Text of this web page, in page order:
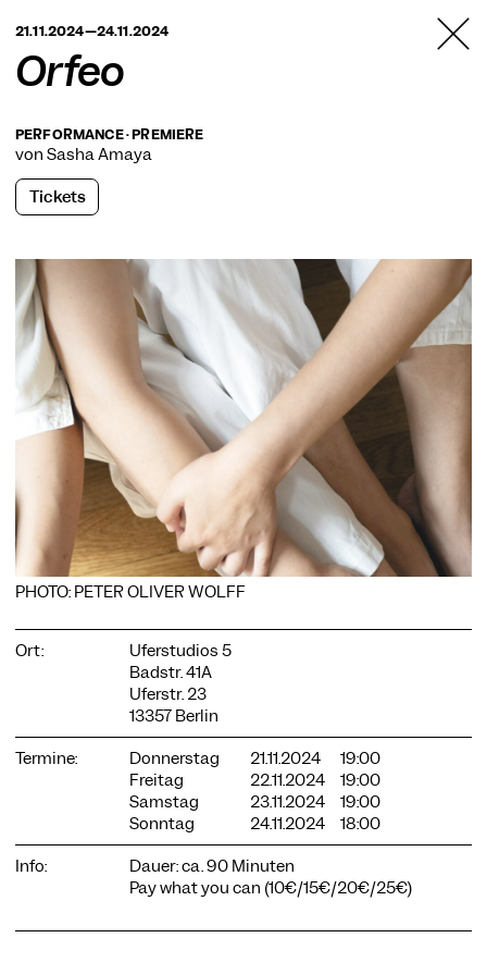
BERLIN
21.11.2024—24.11.2024
Orfeo
PERFORMANCE · PREMIERE
von Sasha Amaya
Tickets
PHOTO: PETER OLIVER WOLFF
Ort:
Uferstudios 5
Badstr. 41A
Uferstr. 23
13357 Berlin
Termine:
Donnerstag 21.11.2024
19:00
Freitag
22.11.2024
19:00
Samstag
23.11.2024
19:00
Sonntag
24.11.2024
18:00
Info:
Dauer: ca. 90 Minuten
Pay what you can (10€/15€/20€/25€)
Wir verwenden Cookies und Inhalte externer Anbieter auf
unserer Website. Notwendige Cookies sind essenziell, damit
Sie die Website nutzen können. Andere Cookies helfen uns,
die Website weiterzuentwickeln. Sie können Ihre Einwilligung
jederzeit widerrufen. Bitte besuchen Sie unsere
Datenschutzerklärung für weitere Informationen. Unten
können Sie auswählen, welche Technologien Sie zulassen
Notwendige Cookies
Externe Medien
Statistiken
Nur notwendige Alle akzeptieren Speichern